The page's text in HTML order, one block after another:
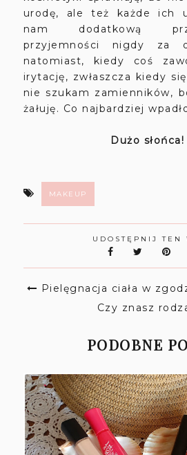
urodę, ale też każde ich
nam dodatkową
przyjemności nigdy za
natomiast, kiedy coś
irytację, zwłaszcza kiedy
nie szukam zamienników,
żałuję. Co najbardziej
Dużo
MAKEUP
UDOSTĘPNIJ TEN
Pielęgnacja ciała w
Czy znasz
PODOBNE